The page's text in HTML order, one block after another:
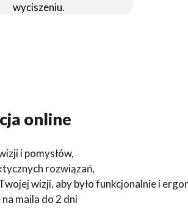
wyciszeniu.
online
i pomysłów,
rozwiązań,
wizji, aby było funkcjonalnie i
maila do 2 dni